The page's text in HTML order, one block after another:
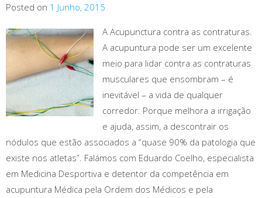
Posted on 1 Junho, 2015
A Acupunctura contra as contraturas.
A acupuntura pode ser um excelente
meio para lidar contra as contraturas
musculares que ensombram – é
inevitável – a vida de qualquer
corredor. Porque melhora a irrigação
e ajuda, assim, a descontrair os
nódulos que estão associados a “quase 90% da patologia que
existe nos atletas”. Falámos com Eduardo Coelho, especialista
em Medicina Desportiva e detentor da competência em
acupuntura Médica pela Ordem dos Médicos e pela